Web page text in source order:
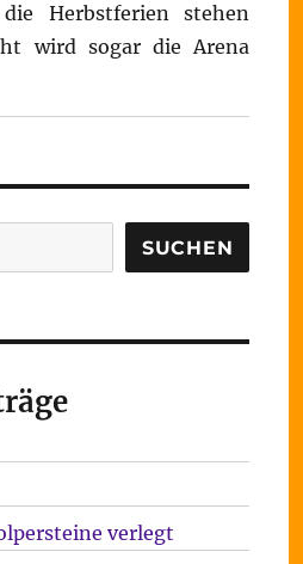
Herbstferien stehen
wird sogar die Arena
SUCHEN
verlegt